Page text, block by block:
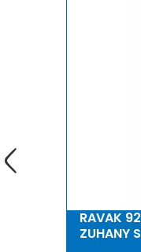
RAVAK
ZUHANY